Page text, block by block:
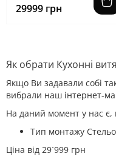
29999 грн
Як обрати Кухонні
Якщо Ви задавали собі
вибрали наш інтернет-
На даний момент у нас
Тип монтажу
Ціна від 29`999 грн